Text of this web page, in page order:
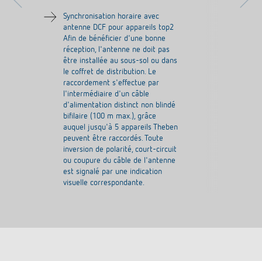
Synchronisation horaire avec
antenne DCF pour appareils top2
Afin de bénéficier d'une bonne
réception, l'antenne ne doit pas
être installée au sous-sol ou dans
le coffret de distribution. Le
raccordement s'effectue par
l'intermédiaire d'un câble
d'alimentation distinct non blindé
bifilaire (100 m max.), grâce
auquel jusqu'à 5 appareils Theben
peuvent être raccordés. Toute
inversion de polarité, court-circuit
ou coupure du câble de l'antenne
est signalé par une indication
visuelle correspondante.